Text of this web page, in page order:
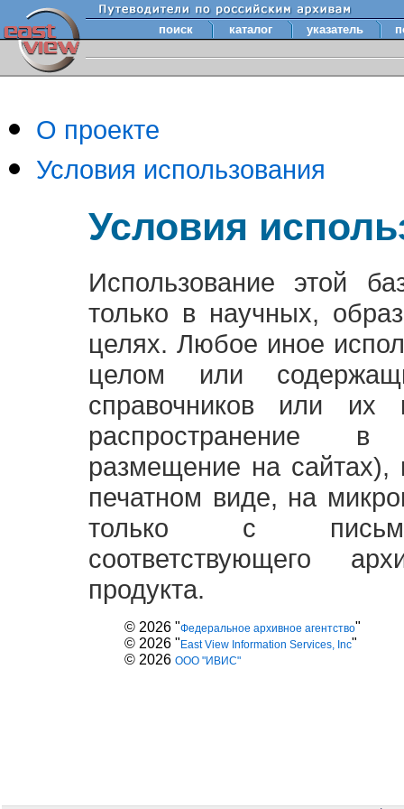
поиск каталог указатель
О проекте
Условия использования
Условия
Использование этой
только в научных,
целях. Любое иное
целом или
справочников или их
распространение
размещение на
печатном виде, на
только с
соответствующего
продукта.
© 2026 "Федеральное архивное агентство"
© 2026 " East View Information Services, Inc"
© 2026 ООО "ИВИС"